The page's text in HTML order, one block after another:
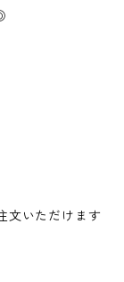
文いただけます